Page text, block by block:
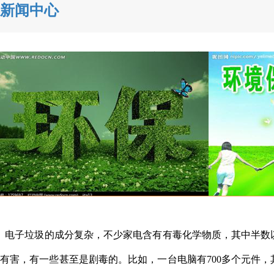
新闻中心
电子垃圾的成分复杂，不少家电含有有毒化学物质，其中半
有害，有一些甚至是剧毒的。比如，一台电脑有700多个元件，